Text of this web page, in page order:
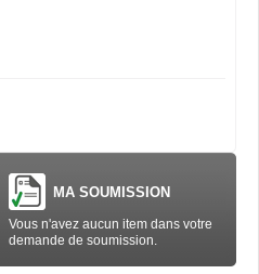
MA SOUMISSION
Vous n'avez aucun item dans votre
demande de soumission.